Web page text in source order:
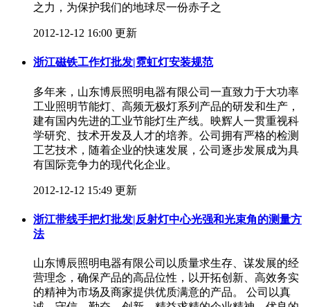
之力，为保护我们的地球尽一份赤子之
2012-12-12 16:00 更新
浙江磁铁工作灯批发|霓虹灯安装规范
多年来，山东博辰照明电器有限公司一直致力于大功率
工业照明节能灯、高频无极灯系列产品的研发和生产，
建有国内先进的工业节能灯生产线。映辉人一贯重视科
学研究、技术开发及人才的培养。公司拥有严格的检测
工艺技术，随着企业的快速发展，公司逐步发展成为具
有国际竞争力的现代化企业。
2012-12-12 15:49 更新
浙江带线手把灯批发|反射灯中心光强和光束角的测量方
法
山东博辰照明电器有限公司以质量求生存、谋发展的经
营理念，确保产品的高品位性，以开拓创新、高效务实
的精神为市场及商家提供优质满意的产品。 公司以真